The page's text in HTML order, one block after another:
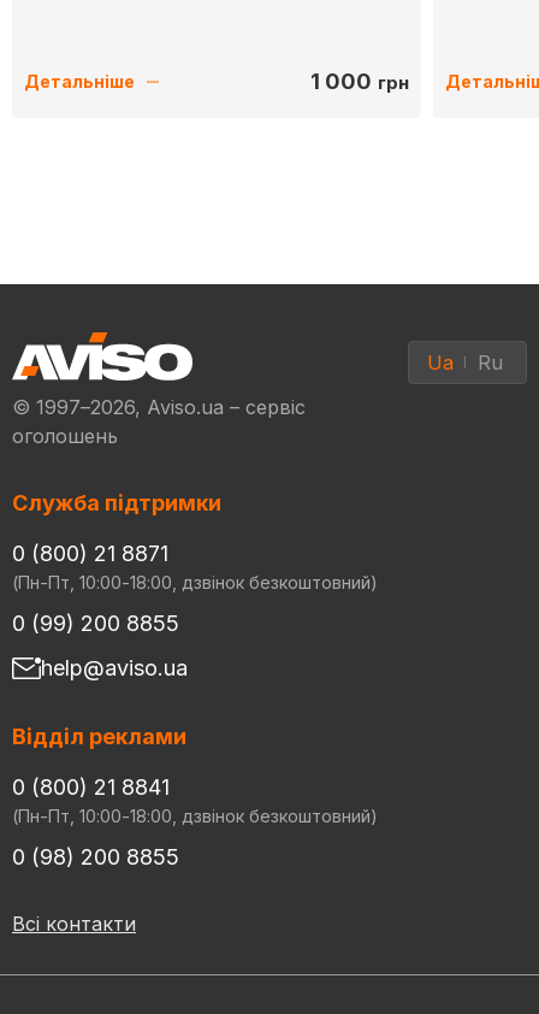
Детальніше 1 000 грн
© 1997–2026, Aviso.ua – сервіс
оголошень
Ua Ru
Служба підтримки
0 (800) 21 8871
(Пн-Пт, 10:00-18:00, дзвінок безкоштовний)
0 (99) 200 8855
help@aviso.ua
Відділ реклами
0 (800) 21 8841
(Пн-Пт, 10:00-18:00, дзвінок безкоштовний)
0 (98) 200 8855
Всі контакти